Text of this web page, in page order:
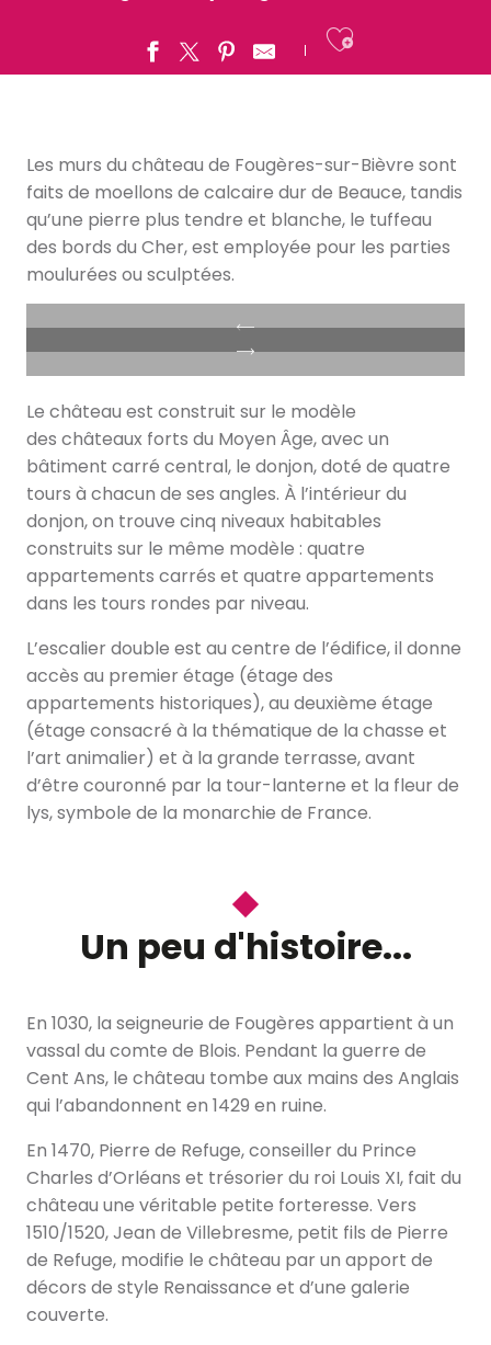
Ajouter
Les murs du château de Fougères-sur-Bièvre sont
faits de moellons de calcaire dur de Beauce, tandis
qu’une pierre plus tendre et blanche, le tuffeau
des bords du Cher, est employée pour les parties
moulurées ou sculptées.
Le château est construit sur le modèle
des châteaux forts du Moyen Âge, avec un
bâtiment carré central, le donjon, doté de quatre
tours à chacun de ses angles. À l’intérieur du
donjon, on trouve cinq niveaux habitables
construits sur le même modèle : quatre
appartements carrés et quatre appartements
dans les tours rondes par niveau.
L’escalier double est au centre de l’édifice, il donne
accès au premier étage (étage des
appartements historiques), au deuxième étage
(étage consacré à la thématique de la chasse et
l’art animalier) et à la grande terrasse, avant
d’être couronné par la tour-lanterne et la fleur de
lys, symbole de la monarchie de France.
Un peu d'histoire...
En 1030, la seigneurie de Fougères appartient à un
vassal du comte de Blois. Pendant la guerre de
Cent Ans, le château tombe aux mains des Anglais
qui l’abandonnent en 1429 en ruine.
En 1470, Pierre de Refuge, conseiller du Prince
Charles d’Orléans et trésorier du roi Louis XI, fait du
château une véritable petite forteresse. Vers
1510/1520, Jean de Villebresme, petit fils de Pierre
de Refuge, modifie le château par un apport de
décors de style Renaissance et d’une galerie
couverte.